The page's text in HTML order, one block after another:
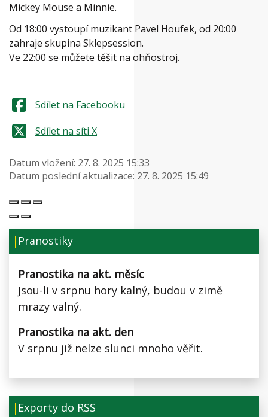
Mickey Mouse a Minnie.
Od 18:00 vystoupí muzikant Pavel Houfek, od 20:00
zahraje skupina Sklepsession.
Ve 22:00 se můžete těšit na ohňostroj.
Sdílet na Facebooku
Sdílet na síti X
Datum vložení: 27. 8. 2025 15:33
Datum poslední aktualizace: 27. 8. 2025 15:49
Pranostiky
Pranostika na akt. měsíc
Jsou-li v srpnu hory kalný, budou v zimě
mrazy valný.
Pranostika na akt. den
V srpnu již nelze slunci mnoho věřit.
Exporty do RSS